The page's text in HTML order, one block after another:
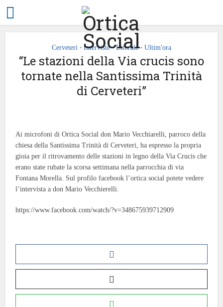
Cerveteri • Interviste • Litorale • Ultim'ora
“Le stazioni della Via crucis sono
tornate nella Santissima Trinità
di Cerveteri”
Ai microfoni di Ortica Social don Mario Vecchiarelli, parroco della
chiesa della Santissima Trinità di Cerveteri, ha espresso la propria
gioia per il ritrovamento delle stazioni in legno della Via Crucis che
erano state rubate la scorsa settimana nella parrocchia di via
Fontana Morella. Sul profilo facebook l’ortica social potete vedere
l’intervista a don Mario Vecchierelli.
https://www.facebook.com/watch/?v=348675939712909